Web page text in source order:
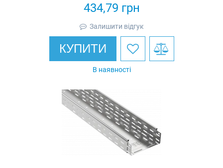
434,79 грн
Залишити відгук
КУПИТИ
В наявності